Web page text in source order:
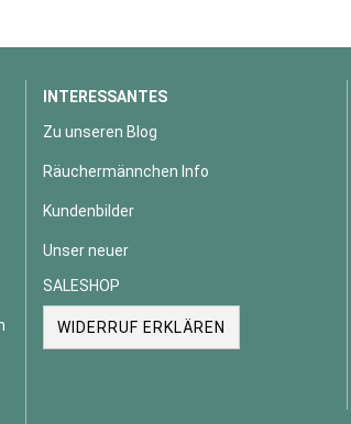
INTERESSANTES
Zu unseren Blog
Räuchermännchen Info
Kundenbilder
Unser neuer
SALESHOP
WIDERRUF ERKLÄREN